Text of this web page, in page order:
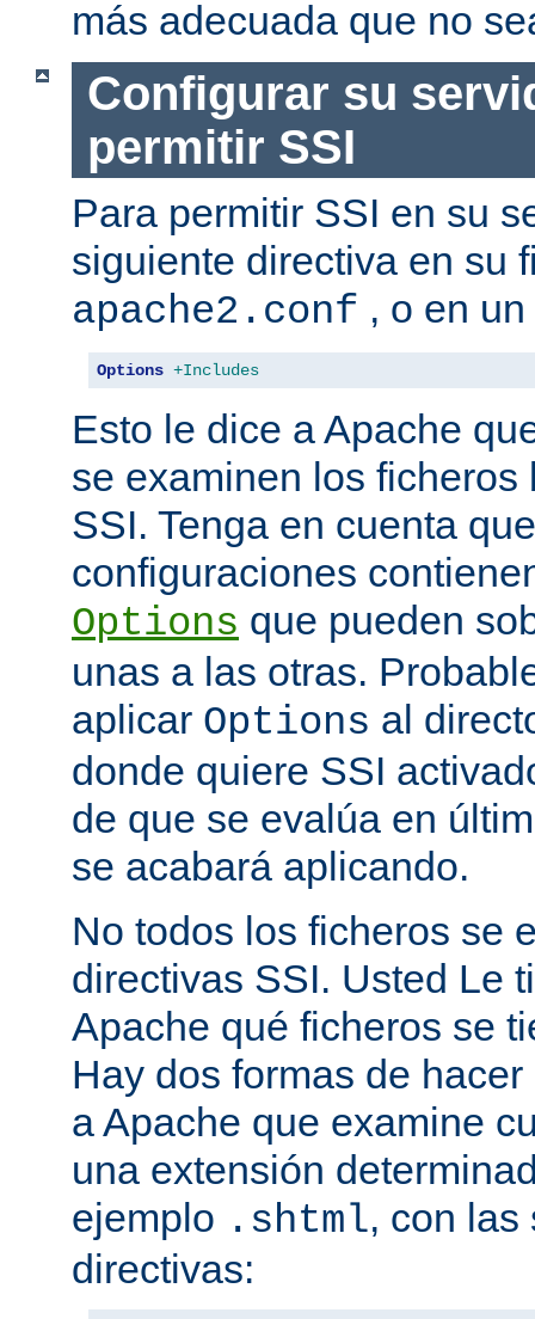
más adecuada que no
Configurar su
permitir SSI
Para permitir SSI en su
siguiente directiva en su
apache2.conf , o en
Options +Includes
Esto le dice a Apache
se examinen los
SSI. Tenga en cuenta
configuraciones
Options que pueden
unas a las otras.
aplicar Options al
donde quiere SSI
de que se evalúa en
se acabará aplicando.
No todos los ficheros se
directivas SSI. Usted Le
Apache qué ficheros se
Hay dos formas de
a Apache que examine
una extensión
ejemplo .shtml, con las
directivas: